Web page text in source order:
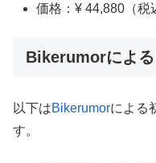
価格：¥ 44,880（税
Bikerumorによ
以下はBikerumorによる
す。